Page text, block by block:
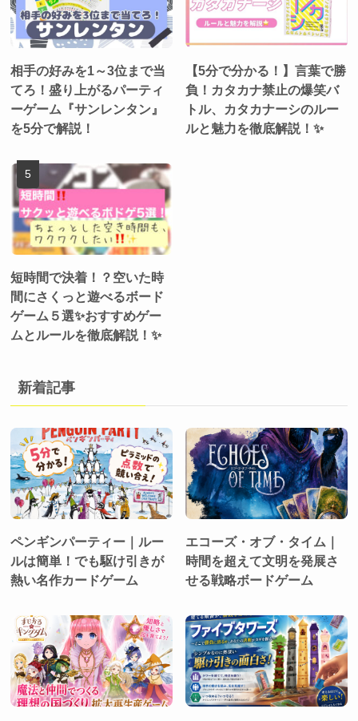
相手の好みを1～3位まで当
てろ！盛り上がるパーティ
ーゲーム『サンレンタン』
を5分で解説！
【5分で分かる！】言葉で勝
負！カタカナ禁止の爆笑バ
トル、カタカナーシのルー
ルと魅力を徹底解説！✨
短時間で決着！？空いた時
間にさくっと遊べるボード
ゲーム５選✨おすすめゲー
ムとルールを徹底解説！✨
新着記事
ペンギンパーティー｜ルー
ルは簡単！でも駆け引きが
熱い名作カードゲーム
エコーズ・オブ・タイム｜
時間を超えて文明を発展さ
せる戦略ボードゲーム